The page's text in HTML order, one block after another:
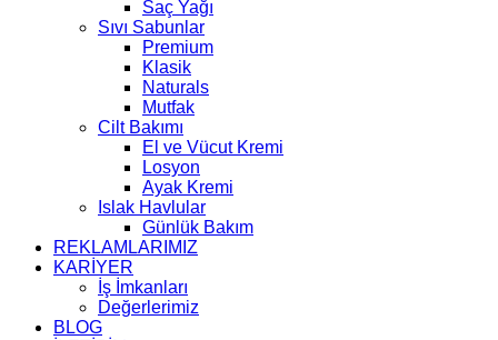
Saç Yağı
Sıvı Sabunlar
Premium
Klasik
Naturals
Mutfak
Cilt Bakımı
El ve Vücut Kremi
Losyon
Ayak Kremi
Islak Havlular
Günlük Bakım
REKLAMLARIMIZ
KARİYER
İş İmkanları
Değerlerimiz
BLOG